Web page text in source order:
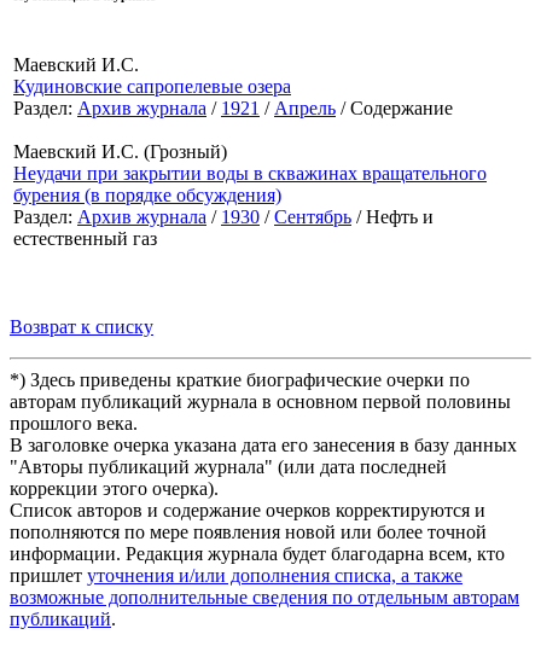
Маевский И.С.
Кудиновские сапропелевые озера
Раздел: Архив журнала / 1921 / Апрель / Содержание
Маевский И.С. (Грозный)
Неудачи при закрытии воды в скважинах вращательного
бурения (в порядке обсуждения)
Раздел: Архив журнала / 1930 /Сентябрь / Нефть и
естественный газ
Возврат к списку
*) Здесь приведены краткие биографические очерки по
авторам публикаций журнала в основном первой половины
прошлого века.
В заголовке очерка указана дата его занесения в базу данных
"Авторы публикаций журнала" (или дата последней
коррекции этого очерка).
Список авторов и содержание очерков корректируются и
пополняются по мере появления новой или более точной
информации. Редакция журнала будет благодарна всем, кто
пришлет уточнения и/или дополнения списка, а также
возможные дополнительные сведения по отдельным авторам
публикаций.